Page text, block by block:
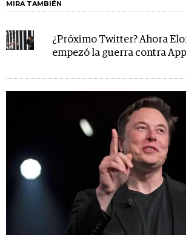
MIRA TAMBIÉN
¿Próximo Twitter? Ahora
empezó la guerra contra